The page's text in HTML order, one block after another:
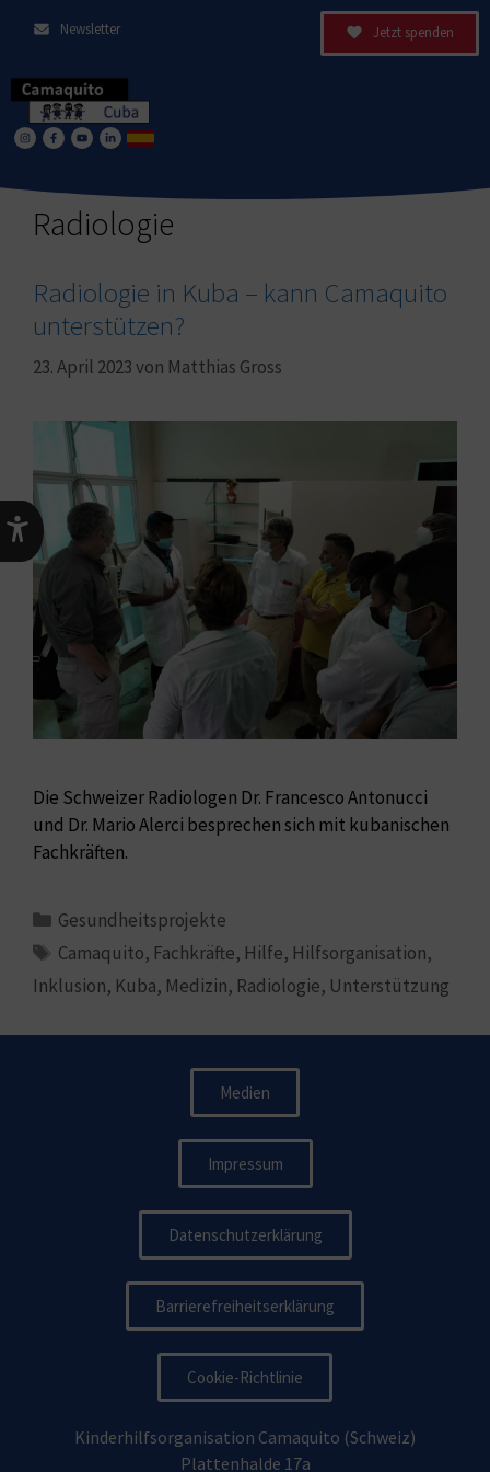
Newsletter Jetzt spenden
Radiologie
Radiologie in Kuba – kann Camaquito
unterstützen?
23. April 2023von Matthias Gross
Die Schweizer Radiologen Dr. Francesco Antonucci
und Dr. Mario Alerci besprechen sich mit kubanischen
Fachkräften.
Gesundheitsprojekte
Camaquito, Fachkräfte, Hilfe, Hilfsorganisation,
Inklusion, Kuba, Medizin, Radiologie, Unterstützung
Medien
Impressum
Datenschutzerklärung
Barrierefreiheitserklärung
Cookie-Richtlinie
Kinderhilfsorganisation Camaquito (Schweiz)
Plattenhalde 17a